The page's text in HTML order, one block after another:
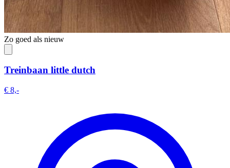
Zo goed als nieuw
Treinbaan little dutch
€ 8,-